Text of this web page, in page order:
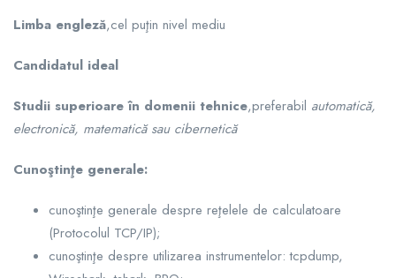
Limba engleză,cel puţin nivel mediu
Candidatul ideal
Studii superioare în domenii tehnice,preferabil automatică,
electronică, matematică sau cibernetică
Cunoştinţe generale:
cunoştinţe generale despre reţelele de calculatoare
(Protocolul TCP/IP);
cunoştinţe despre utilizarea instrumentelor: tcpdump,